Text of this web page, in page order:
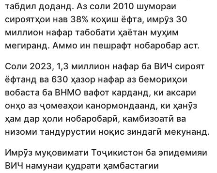
табдил доданд. Аз соли 2010 шумораи
сироятҳои нав 38% коҳиш ёфта, имрӯз 30
миллион нафар табобати ҳаётан муҳим
мегиранд. Аммо ин пешрафт нобаробар аст.
Соли 2023, 1,3 миллион нафар ба ВИЧ сироят
ёфтанд ва 630 ҳазор нафар аз бемориҳои
вобаста ба ВНМО вафот карданд, ки аксари
онҳо аз ҷомеаҳои канормондаанд, ки ҳанӯз
ҳам дар ҳоли нобаробарӣ, камбизоатӣ ва
низоми тандурустии ноқис зиндагӣ мекунанд.
Имрӯз муқовимати Тоҷикистон ба эпидемияи
ВИЧ намунаи қудрати ҳамбастагии